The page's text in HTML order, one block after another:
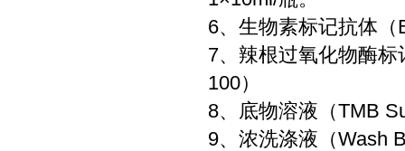
6、生物素标记抗体
7、辣根过氧化物酶
100）
8、底物溶液（TMB
9、浓洗涤液（Wash